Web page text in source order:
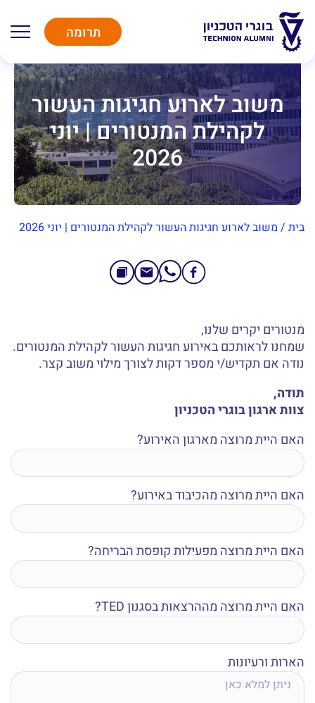
תרומה
משוב לארוע חגיגות העשור
לקהילת המנטורים | יוני
2026
בית / משוב לארוע חגיגות העשור לקהילת המנטורים | יוני 2026
מנטורים יקרים שלנו,
שמחנו לראותכם באירוע חגיגות העשור לקהילת המנטורים.
נודה אם תקדיש/י מספר דקות לצורך מילוי משוב קצר.
תודה,
צוות ארגון בוגרי הטכניון
האם היית מרוצה מארגון האירוע?
האם היית מרוצה מהכיבוד באירוע?
האם היית מרוצה מפעילות קופסת הבריחה?
האם היית מרוצה מההרצאות בסגנון TED?
הארות ורעיונות